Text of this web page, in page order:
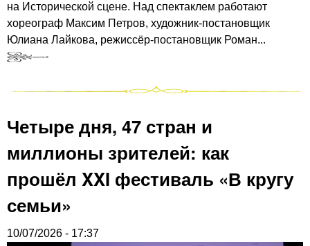
на Исторической сцене. Над спектаклем работают
хореограф Максим Петров, художник-постановщик
Юлиана Лайкова, режиссёр-постановщик Роман...
Четыре дня, 47 стран и
миллионы зрителей: как
прошёл XXI фестиваль «В кругу
семьи»
10/07/2026 - 17:37